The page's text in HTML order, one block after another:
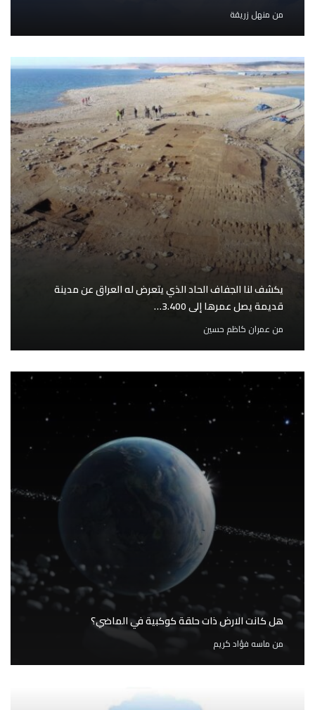
من منهل زريقة
يكشف لنا الجفاف الحاد الذي يتعرض له العراق عن مدينة
قديمة يصل عمرها إلى 3.400…
من عمران كاظم حسين
هل كانت الارض ذات حلقة كوكبية في الماضي؟
من ماسه فؤاد كريم